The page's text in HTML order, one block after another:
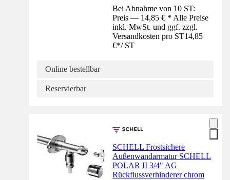
Bei Abnahme von 10 ST:
Preis — 14,85 € * Alle Preise
inkl. MwSt. und ggf. zzgl.
Versandkosten pro ST14,85
€*/ ST
Online bestellbar
Reservierbar
SCHELL Frostsichere
Außenwandarmatur SCHELL
POLAR II 3/4" AG
Rückflussverhinderer chrom